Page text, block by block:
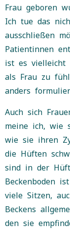
Frau geboren
Ich tue das
ausschließen
Patientinnen
ist es vielleicht
als Frau zu
anders
Auch sich
meine ich, wie
wie sie ihren
die Hüften
sind in der
Beckenboden
viele Sitzen,
Beckens
den sie